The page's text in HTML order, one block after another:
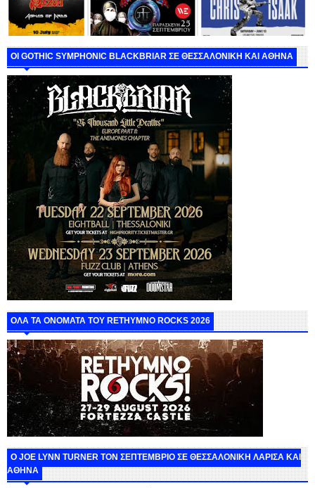
ΟΙ GOTHIC SYMPHONIC BLACKBRIAR ΣΕ ΘΕΣΣΑΛΟΝΙΚΗ ΚΑΙ ΑΘΗΝΑ
ΟΛΑ ΤΑ ΟΝΟΜΑΤΑ ΤΟΥ RETHYMNO ROCKS 2026
O JOE LYNN TURNER ΤΟΝ ΣΕΠΤΕΜΒΡΙΟ ΣΕ ΘΕΣΣΑΛΟΝΙΚΗ ΛΑΡΙΣΑ ΚΑΙ
ΑΘΗΝΑ